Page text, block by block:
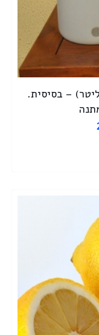
ערכת הכנת יינות פרי וסיידר (10 ליטר) – בסיסית.